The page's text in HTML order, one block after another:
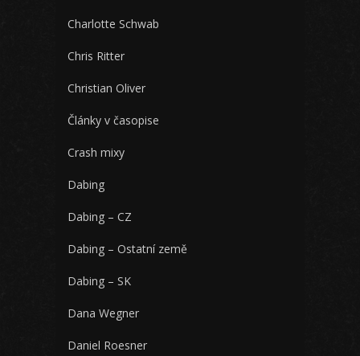
Charlotte Schwab
Chris Ritter
Christian Oliver
Články v časopise
Crash mixy
Dabing
Dabing – CZ
Dabing – Ostatní země
Dabing – SK
Dana Wegner
Daniel Roesner